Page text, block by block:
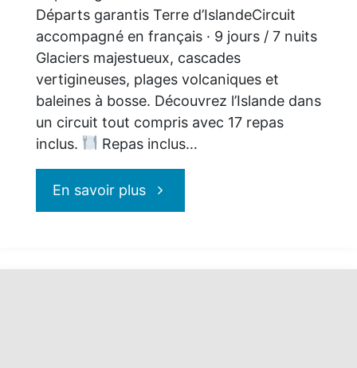
Départs garantis Terre d’IslandeCircuit
accompagné en français · 9 jours / 7 nuits
Glaciers majestueux, cascades
vertigineuses, plages volcaniques et
baleines à bosse. Découvrez l’Islande dans
un circuit tout compris avec 17 repas
inclus.
Repas inclus…
En savoir plus"Transat